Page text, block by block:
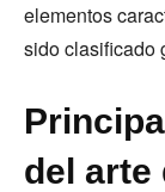
elementos
sido clasificado
del arte